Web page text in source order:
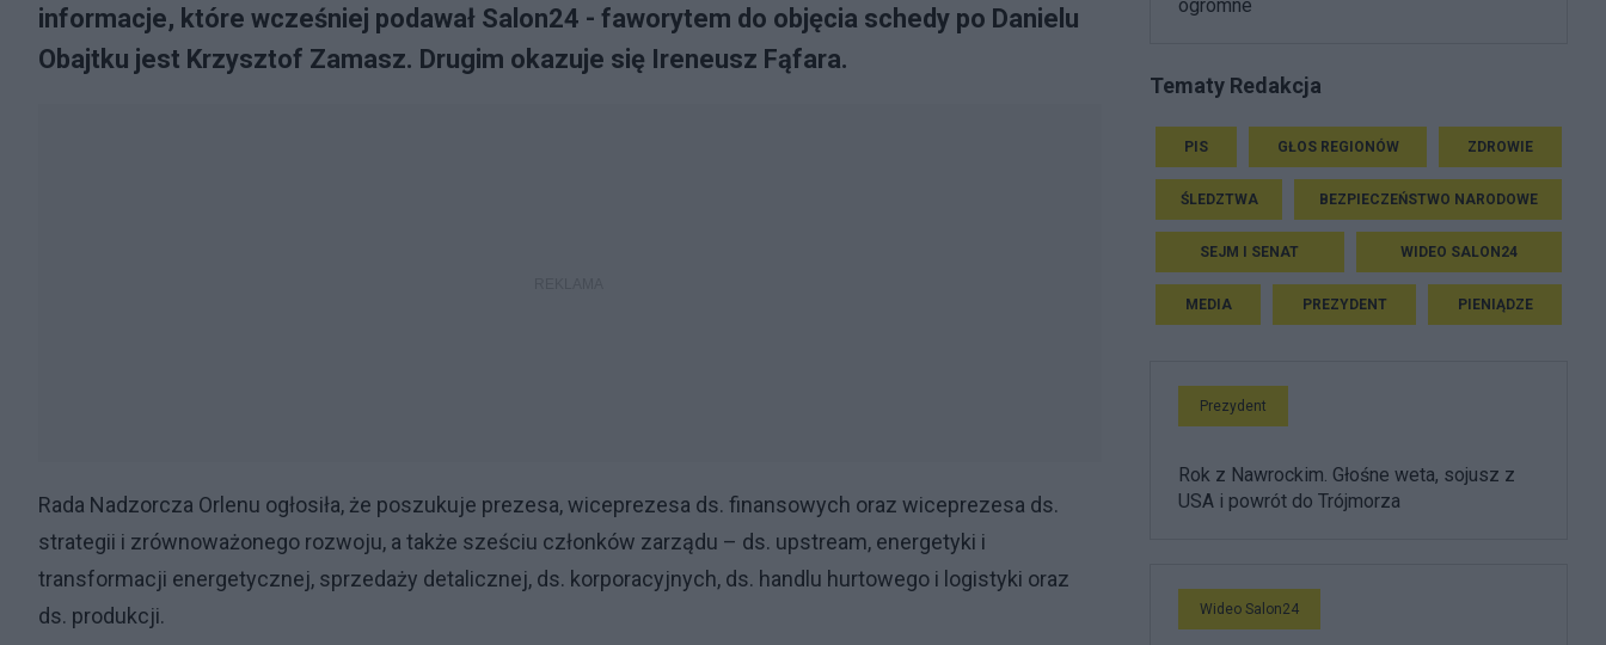
informacje, które wcześniej podawał Salon24 - faworytem do objęcia schedy po Danielu
Obajtku jest Krzysztof Zamasz. Drugim okazuje się Ireneusz Fąfara.
Rada Nadzorcza Orlenu ogłosiła, że poszukuje prezesa, wiceprezesa ds. finansowych oraz wiceprezesa ds.
strategii i zrównoważonego rozwoju, a także sześciu członków zarządu – ds. upstream, energetyki i
transformacji energetycznej, sprzedaży detalicznej, ds. korporacyjnych, ds. handlu hurtowego i logistyki oraz
ds. produkcji.
ogromne
Tematy Redakcja
PIS GŁOS REGIONÓW ZDROWIE
ŚLEDZTWA BEZPIECZEŃSTWO NARODOWE
SEJM I SENAT WIDEO SALON24
MEDIA PREZYDENT PIENIĄDZE
Prezydent
Rok z Nawrockim. Głośne weta, sojusz z
USA i powrót do Trójmorza
Wideo Salon24